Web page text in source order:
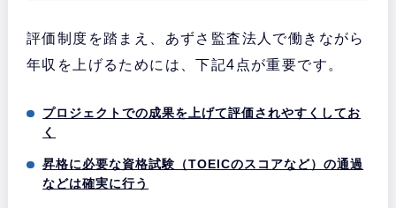
評価制度を踏まえ、あずさ監査法人で働きながら
年収を上げるためには、下記4点が重要です。
プロジェクトでの成果を上げて評価されやすくしてお
く
昇格に必要な資格試験（TOEICのスコアなど）の通過
などは確実に行う